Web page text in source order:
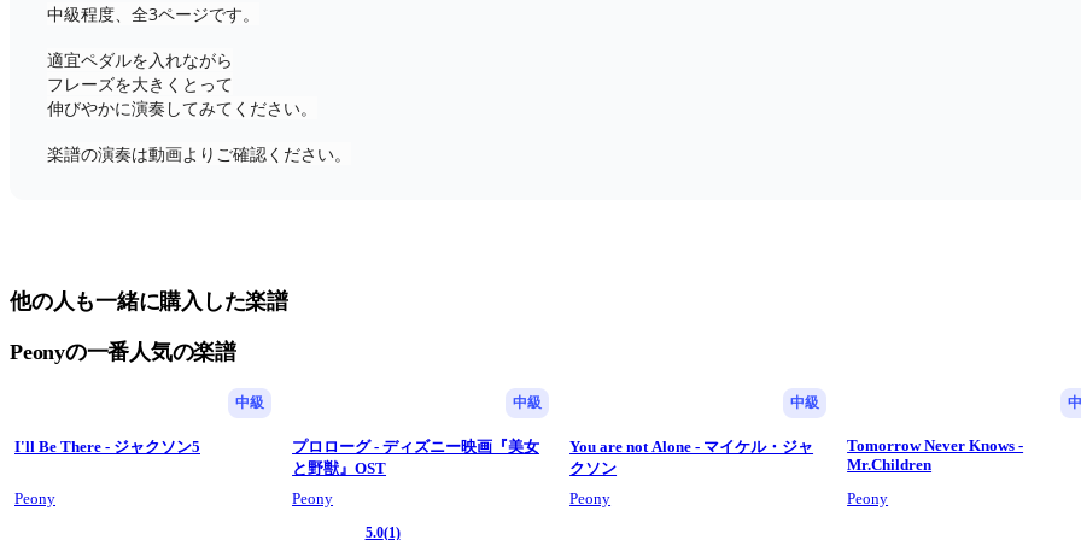
中級程度、全3ページです。
適宜ペダルを入れながら
フレーズを大きくとって
伸びやかに演奏してみてください。
楽譜の演奏は動画よりご確認ください。
他の人も一緒に購入した楽譜
Peonyの一番人気の楽譜
中級
I'll Be There - ジャクソン5
Peony
中級
プロローグ - ディズニー映画『美女
と野獣』OST
Peony
5.0(1)
中級
You are not Alone - マイケル・ジャ
クソン
Peony
Tomorrow Never Knows -
Mr.Children
Peony